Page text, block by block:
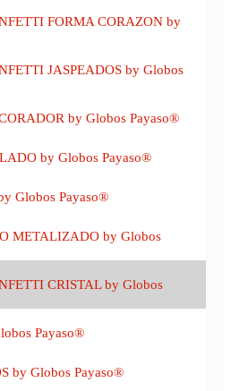
FORMA CORAZON by
JASPEADOS by Globos
by Globos Payaso®
by Globos Payaso®
Globos Payaso®
METALIZADO by Globos
CRISTAL by Globos
Payaso®
by Globos Payaso®